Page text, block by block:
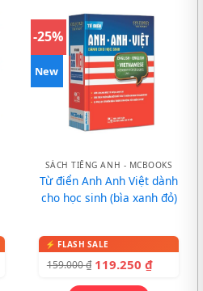
-25%
New
SÁCH TIẾNG ANH - MCBOOKS
Từ điển Anh Anh Việt dành
cho học sinh (bìa xanh đỏ)
159.000₫ 119.250 ₫